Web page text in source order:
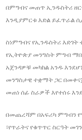
በምግብና መጠጥ ኢንዱስትሪ
እንዲያምርቱ እድል ይፈጥራል
ስነምግብና የኢንዱስትሪ
የኢትዮጵያ መንግስት ምግብ
አጀንዳዎቹ መካከል አንዱ
መንግስታዊ ተቋማት ጋር
መጠነ ሰፊ ስራዎች እየተሰሩ
በመጨረሻም በአፍሪካ ምግብን
፣የጥራትና የቁጥጥር ስርዓት